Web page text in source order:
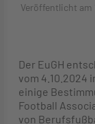
Veröffentlicht am
Der EuGH
vom 4.10.2024
einige
Football
von